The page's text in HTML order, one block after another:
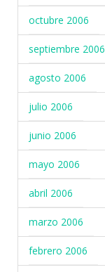
octubre 2006
septiembre 2006
agosto 2006
julio 2006
junio 2006
mayo 2006
abril 2006
marzo 2006
febrero 2006